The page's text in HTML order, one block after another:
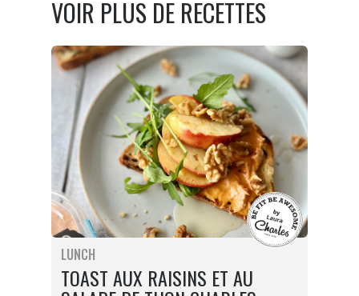
VOIR PLUS DE RECETTES
LUNCH
TOAST AUX RAISINS ET AU